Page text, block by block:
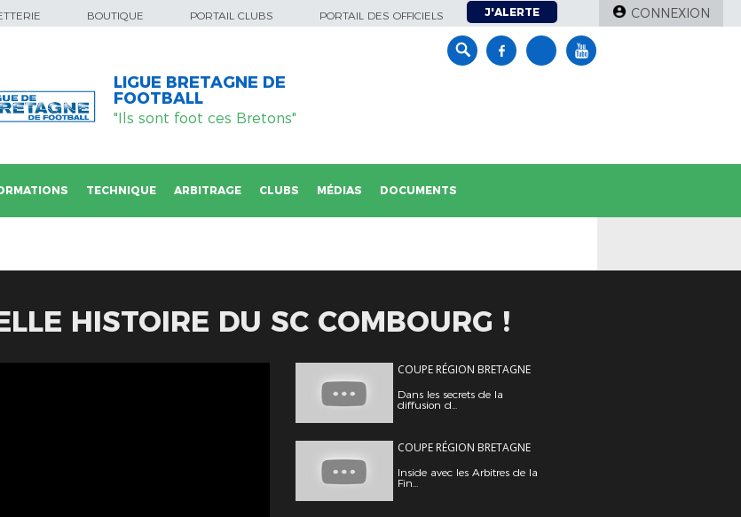
BOUTIQUE PORTAIL CLUBS PORTAIL DES OFFICIELS J'ALERTE CONNEXION
LIGUE BRETAGNE DE
FOOTBALL
"Ils sont foot ces Bretons"
TECHNIQUE ARBITRAGE CLUBS MÉDIAS DOCUMENTS
HISTOIRE DU SC COMBOURG !
COUPE RÉGION BRETAGNE
Dans les secrets de la
diffusion d...
COUPE RÉGION BRETAGNE
Inside avec les Arbitres de la
Fin...